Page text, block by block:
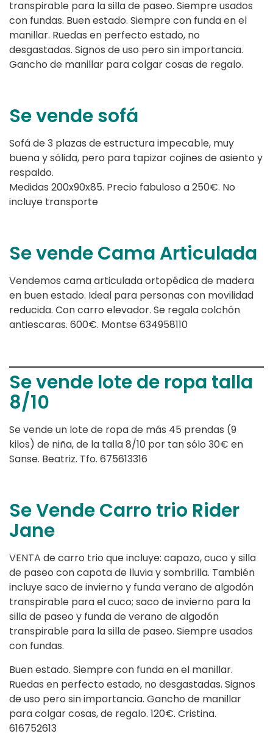
transpirable para la silla de paseo. Siempre usados
con fundas. Buen estado. Siempre con funda en el
manillar. Ruedas en perfecto estado, no
desgastadas. Signos de uso pero sin importancia.
Gancho de manillar para colgar cosas de regalo.
Se vende sofá
Sofá de 3 plazas de estructura impecable, muy
buena y sólida, pero para tapizar cojines de asiento y
respaldo.
Medidas 200x90x85. Precio fabuloso a 250€. No
incluye transporte
Se vende Cama Articulada
Vendemos cama articulada ortopédica de madera
en buen estado. Ideal para personas con movilidad
reducida. Con carro elevador. Se regala colchón
antiescaras. 600€. Montse 634958110
Se vende lote de ropa talla
8/10
Se vende un lote de ropa de más 45 prendas (9
kilos) de niña, de la talla 8/10 por tan sólo 30€ en
Sanse. Beatriz. Tfo. 675613316
Se Vende Carro trio Rider
Jane
VENTA de carro trio que incluye: capazo, cuco y silla
de paseo con capota de lluvia y sombrilla. También
incluye saco de invierno y funda verano de algodón
transpirable para el cuco; saco de invierno para la
silla de paseo y funda de verano de algodón
transpirable para la silla de paseo. Siempre usados
con fundas.
Buen estado. Siempre con funda en el manillar.
Ruedas en perfecto estado, no desgastadas. Signos
de uso pero sin importancia. Gancho de manillar
para colgar cosas, de regalo. 120€. Cristina.
616752613